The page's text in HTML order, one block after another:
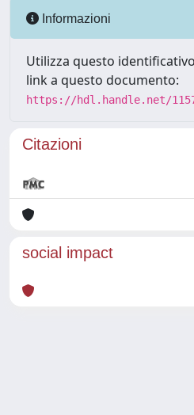
Informazioni
Utilizza questo
link a questo documento:
https://hdl.handle.net/
Citazioni
social impact